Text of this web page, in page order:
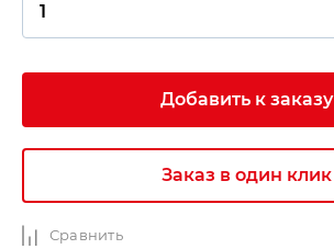
Добавить к заказу
Заказ в один клик
Сравнить